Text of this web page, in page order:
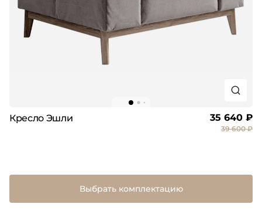
Кресло Эшли 35 640 ₽
39 600 ₽
Выбрать комплектацию